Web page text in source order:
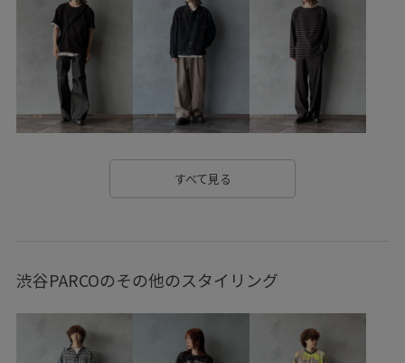
すべて見る
渋谷PARCOのその他のスタイリング